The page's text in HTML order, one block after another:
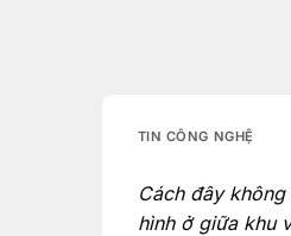
TIN CÔNG NGHỆ
Cách đây không
hình ở giữa khu